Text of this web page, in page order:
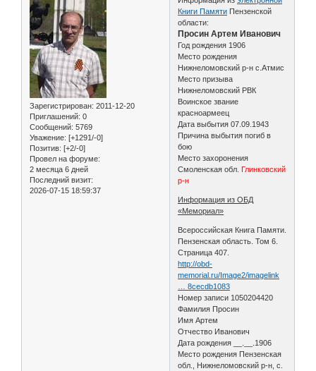
Зарегистрирован: 2011-12-20
Приглашений: 0
Сообщений: 5769
Уважение: [+1291/-0]
Позитив: [+2/-0]
Провел на форуме:
2 месяца 6 дней
Последний визит:
2026-07-15 18:59:37
Книги Памяти Пензенской
области:
Просин Артем Иванович
Год рождения 1906
Место рождения
Нижнеломовский р-н с.Атмис
Место призыва
Нижнеломовский РВК
Воинское звание
красноармеец
Дата выбытия 07.09.1943
Причина выбытия погиб в
бою
Место захоронения
Смоленская обл. Глинковский
р-н
Информация из ОБД
«Мемориал»
Всероссийская Книга Памяти.
Пензенская область. Том 6.
Страница 407.
http://obd-
memorial.ru/Image2/imagelink
… 8cecdb1083
Номер записи 1050204420
Фамилия Просин
Имя Артем
Отчество Иванович
Дата рождения __.__.1906
Место рождения Пензенская
обл., Нижнеломовский р-н, с.